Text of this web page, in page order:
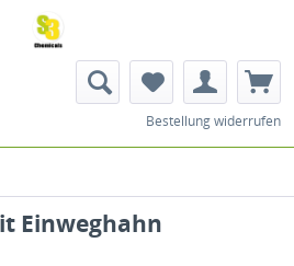
Bestellung widerrufen
Einweghahn